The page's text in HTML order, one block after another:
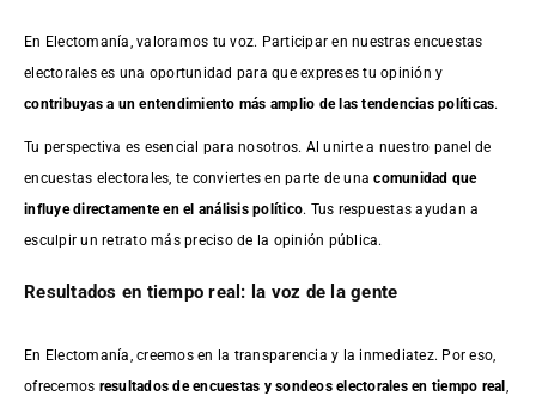
En Electomanía, valoramos tu voz. Participar en nuestras encuestas
electorales es una oportunidad para que expreses tu opinión y
contribuyas a un entendimiento más amplio de las tendencias políticas.
Tu perspectiva es esencial para nosotros. Al unirte a nuestro panel de
encuestas electorales, te conviertes en parte de unacomunidad que
influye directamente en el análisis político. Tus respuestas ayudan a
esculpir un retrato más preciso de la opinión pública.
Resultados en tiempo real: la voz de la gente
En Electomanía, creemos en la transparencia y la inmediatez. Por eso,
ofrecemos resultados deencuestas y sondeos electorales en tiempo real